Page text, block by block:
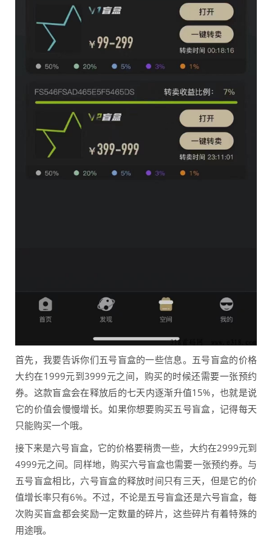
首先，我要告诉你们五号盲盒的一些信息。五号盲盒的价格
大约在1999元到3999元之间，购买的时候还需要一张预约
券。这款盲盒会在释放后的七天内逐渐升值15%，也就是说
它的价值会慢慢增长。如果你想要购买五号盲盒，记得每天
只能购买一个哦。
接下来是六号盲盒，它的价格要稍贵一些，大约在2999元到
4999元之间。同样地，购买六号盲盒也需要一张预约券。与
五号盲盒相比，六号盲盒的释放时间只有三天，但是它的价
值增长率只有6%。不过，不论是五号盲盒还是六号盲盒，每
次购买盲盒都会奖励一定数量的碎片，这些碎片有着特殊的
用途哦。